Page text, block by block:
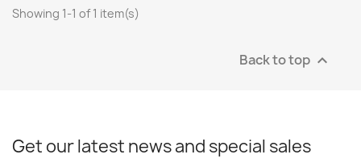
Showing 1-1 of 1 item(s)
Back to top 
Get our latest news and special sales